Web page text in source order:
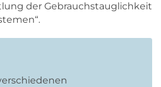
der Gebrauchstauglichkeit